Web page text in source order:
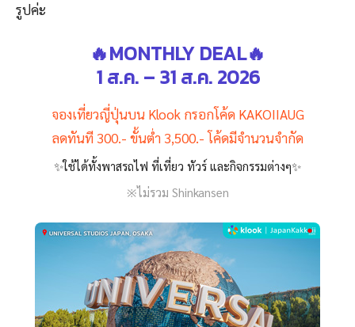
รูปค่ะ
🔥MONTHLY DEAL🔥
1 ส.ค. – 31 ส.ค. 2026
จองเที่ยวญี่ปุ่นบน Klook กรอกโค้ด KAKOIIAUG
ลดทันที 300.- ขั้นต่ำ 3,500.- โค้ดมีจำนวนจำกัด
✨ใช้ได้ทั้งพาสรถไฟ ที่เที่ยว ทัวร์ และกิจกรรมต่างๆ✨
※ไม่รวม Shinkansen